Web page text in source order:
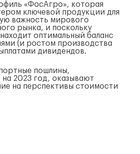
«ФосАгро», которая
ключевой продукции для
важность мирового
рынка, и поскольку
оптимальный баланс
(и ростом производства
дивидендов.
пошлины,
на 2023 год, оказывают
на перспективы стоимости